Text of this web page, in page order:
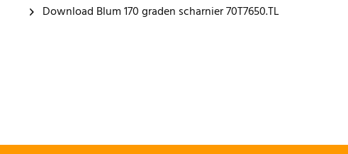
Download Blum 170 graden scharnier 70T7650.TL